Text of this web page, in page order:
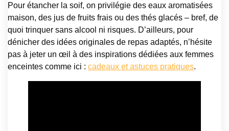
Pour étancher la soif, on privilégie des eaux aromatisées
maison, des jus de fruits frais ou des thés glacés – bref, de
quoi trinquer sans alcool ni risques. D’ailleurs, pour
dénicher des idées originales de repas adaptés, n’hésite
pas à jeter un œil à des inspirations dédiées aux femmes
enceintes comme ici : cadeaux et astuces pratiques.